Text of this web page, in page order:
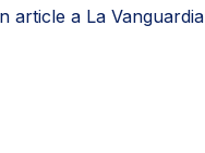
article a La Vanguardia